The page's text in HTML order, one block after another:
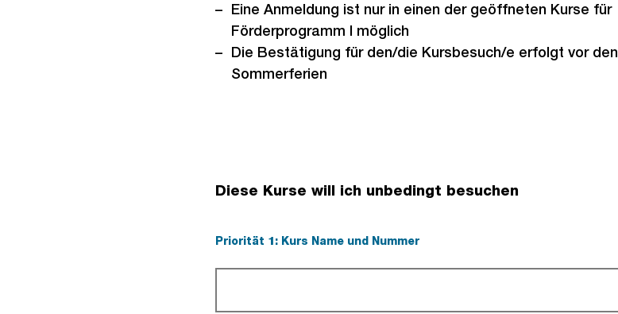
Eine Anmeldung ist nur in einen der geöffneten Kurse für
Förderprogramm I möglich
Die Bestätigung für den/die Kursbesuch/e erfolgt vor den
Sommerferien
Diese Kurse will ich unbedingt besuchen
Priorität 1: Kurs Name und Nummer